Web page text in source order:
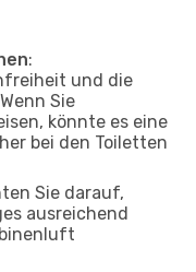
:
und die
Sie
könnte es eine
bei den Toiletten
Sie darauf,
ausreichend